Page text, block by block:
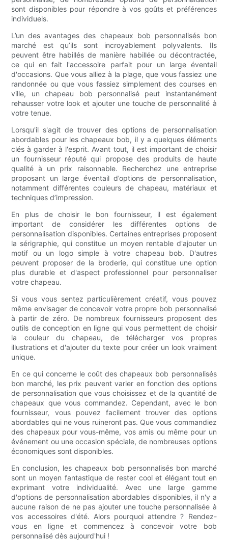
sont disponibles pour répondre à vos goûts et préférences
individuels.
L’un des avantages des chapeaux bob personnalisés bon
marché est qu’ils sont incroyablement polyvalents. Ils
peuvent être habillés de manière habillée ou décontractée,
ce qui en fait l'accessoire parfait pour un large éventail
d'occasions. Que vous alliez à la plage, que vous fassiez une
randonnée ou que vous fassiez simplement des courses en
ville, un chapeau bob personnalisé peut instantanément
rehausser votre look et ajouter une touche de personnalité à
votre tenue.
Lorsqu'il s'agit de trouver des options de personnalisation
abordables pour les chapeaux bob, il y a quelques éléments
clés à garder à l'esprit. Avant tout, il est important de choisir
un fournisseur réputé qui propose des produits de haute
qualité à un prix raisonnable. Recherchez une entreprise
proposant un large éventail d’options de personnalisation,
notamment différentes couleurs de chapeau, matériaux et
techniques d’impression.
En plus de choisir le bon fournisseur, il est également
important de considérer les différentes options de
personnalisation disponibles. Certaines entreprises proposent
la sérigraphie, qui constitue un moyen rentable d'ajouter un
motif ou un logo simple à votre chapeau bob. D'autres
peuvent proposer de la broderie, qui constitue une option
plus durable et d'aspect professionnel pour personnaliser
votre chapeau.
Si vous vous sentez particulièrement créatif, vous pouvez
même envisager de concevoir votre propre bob personnalisé
à partir de zéro. De nombreux fournisseurs proposent des
outils de conception en ligne qui vous permettent de choisir
la couleur du chapeau, de télécharger vos propres
illustrations et d'ajouter du texte pour créer un look vraiment
unique.
En ce qui concerne le coût des chapeaux bob personnalisés
bon marché, les prix peuvent varier en fonction des options
de personnalisation que vous choisissez et de la quantité de
chapeaux que vous commandez. Cependant, avec le bon
fournisseur, vous pouvez facilement trouver des options
abordables qui ne vous ruineront pas. Que vous commandiez
des chapeaux pour vous-même, vos amis ou même pour un
événement ou une occasion spéciale, de nombreuses options
économiques sont disponibles.
En conclusion, les chapeaux bob personnalisés bon marché
sont un moyen fantastique de rester cool et élégant tout en
exprimant votre individualité. Avec une large gamme
d'options de personnalisation abordables disponibles, il n'y a
aucune raison de ne pas ajouter une touche personnalisée à
vos accessoires d'été. Alors pourquoi attendre ? Rendez-
vous en ligne et commencez à concevoir votre bob
personnalisé dès aujourd'hui !